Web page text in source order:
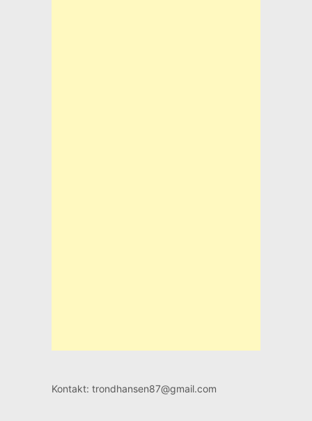
Kontakt: trondhansen87@gmail.com